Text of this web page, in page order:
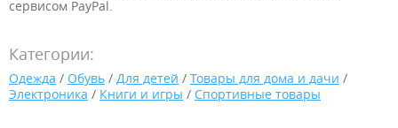
сервисом PayPal.
Категории:
Одежда / Обувь / Для детей / Товары для дома и дачи /
Электроника / Книги и игры / Спортивные товары